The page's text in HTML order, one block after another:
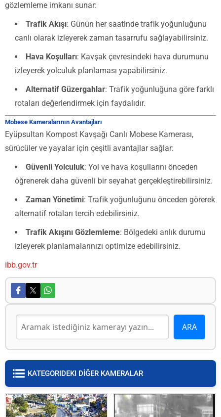
gözlemleme imkanı sunar:
Trafik Akışı: Günün her saatinde trafik yoğunluğunu
canlı olarak izleyerek zaman tasarrufu sağlayabilirsiniz.
Hava Koşulları: Kavşak çevresindeki hava durumunu
izleyerek yolculuk planlaması yapabilirsiniz.
Alternatif Güzergahlar: Trafik yoğunluğuna göre farklı
rotaları değerlendirmek için faydalıdır.
Mobese Kameralarının Avantajları
Eyüpsultan Kompost Kavşağı Canlı Mobese Kamerası,
sürücüler ve yayalar için çeşitli avantajlar sağlar:
Güvenli Yolculuk: Yol ve hava koşullarını önceden
öğrenerek daha güvenli bir seyahat gerçekleştirebilirsiniz.
Zaman Yönetimi: Trafik yoğunluğunu önceden görerek
alternatif rotaları tercih edebilirsiniz.
Trafik Akışını Gözlemleme: Bölgedeki anlık durumu
izleyerek planlamalarınızı optimize edebilirsiniz.
ibb.gov.tr
KATEGORIDEKI DİĞER KAMERALAR